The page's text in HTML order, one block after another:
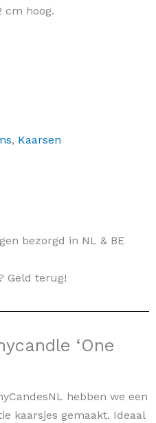
cm hoog.
, Kaarsen
bezorgd in NL & BE
Geld terug!
‘One
hebben we een
kaarsjes gemaakt. Ideaal